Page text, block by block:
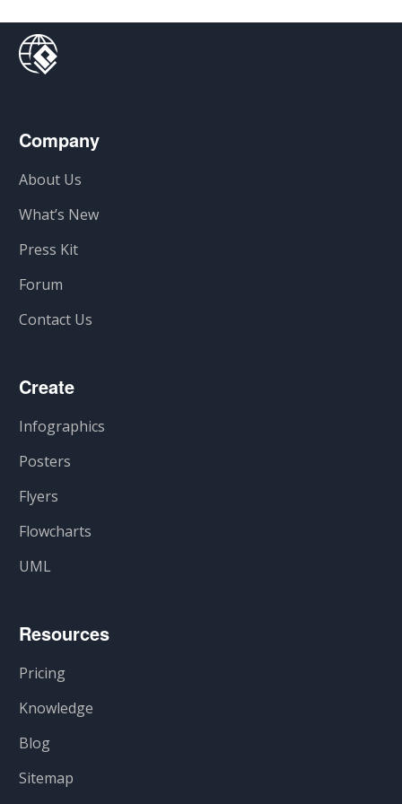
Company
About Us
What’s New
Press Kit
Forum
Contact Us
Create
Infographics
Posters
Flyers
Flowcharts
UML
Resources
Pricing
Knowledge
Blog
Sitemap